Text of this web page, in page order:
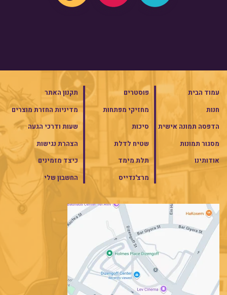
עמוד הבית
חנות
הדפסה תמונה אישית
מסגור תמונות
אודותינו
פוסטרים
מחזיקי מפתחות
סיכות
שטיח לדלת
תלת מימד
מרצ'נדייס
תקנון האתר
מדיניות החזרת מוצרים
שעות ודרכי הגעה
הצהרת נגישות
כיצד מזמינים
החשבון שלי